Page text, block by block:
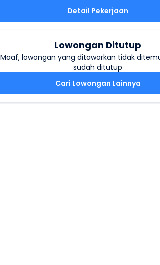
Detail Pekerjaan
Lowongan Ditutup
Maaf, lowongan yang ditawarkan tidak
sudah ditutup
Cari Lowongan Lainnya